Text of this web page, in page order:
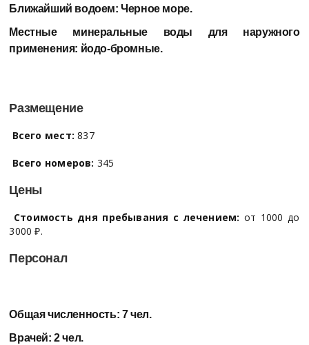
Ближайший водоем:Черное море.
Местные минеральные воды для наружного
применения: йодо-бромные.
Размещение
Всего мест: 837
Всего номеров: 345
Цены
Стоимость дня пребывания с лечением: от 1000 до
3000 ₽.
Персонал
Общая численность: 7 чел.
Врачей:2 чел.